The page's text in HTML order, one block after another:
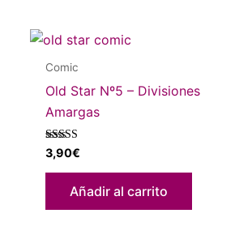
Comic
Old Star Nº5 – Divisiones
Amargas
Valorado
con
4.00
3,90€
Añadir al carrito